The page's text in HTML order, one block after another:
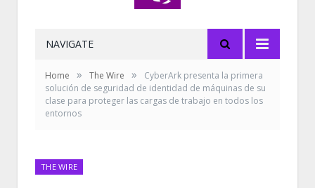
NAVIGATE
Home » The Wire »
CyberArk presenta la primera
solución de seguridad de identidad de máquinas de su
clase para proteger las cargas de trabajo en todos los
entornos
THE WIRE